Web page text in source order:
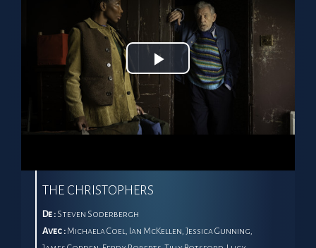
Play
Video
THE CHRISTOPHERS
De : Steven Soderbergh
Avec : Michaela Coel, Ian McKellen, Jessica Gunning,